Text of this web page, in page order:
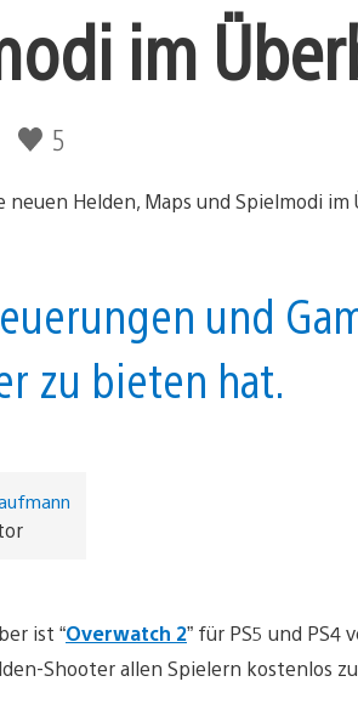
im
5
und
zu bieten hat.
ist “Overwatch 2” für PS5 und PS4
Shooter allen Spielern kostenlos